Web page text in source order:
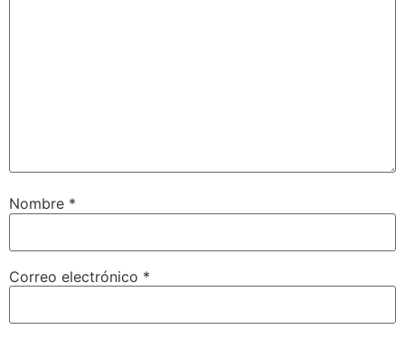
Nombre *
Correo electrónico *